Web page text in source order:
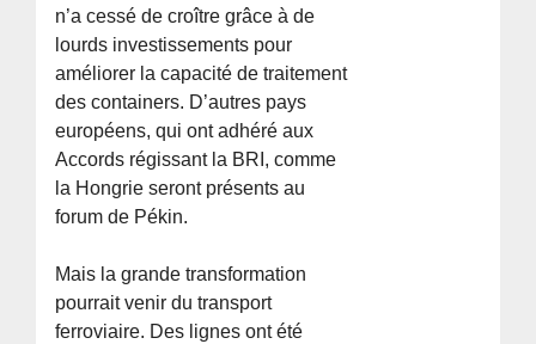
n’a cessé de croître grâce à de
lourds investissements pour
améliorer la capacité de traitement
des containers. D’autres pays
européens, qui ont adhéré aux
Accords régissant la BRI, comme
la Hongrie seront présents au
forum de Pékin.
Mais la grande transformation
pourrait venir du transport
ferroviaire. Des lignes ont été